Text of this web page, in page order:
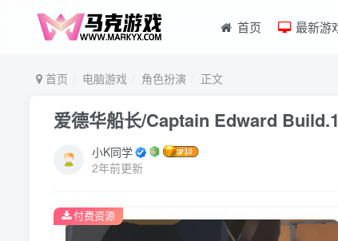
首页 最新游
首页 电脑游戏 角色扮演 正文
爱德华船长/Captain Edward
小K同学
2年前更新
付费资源